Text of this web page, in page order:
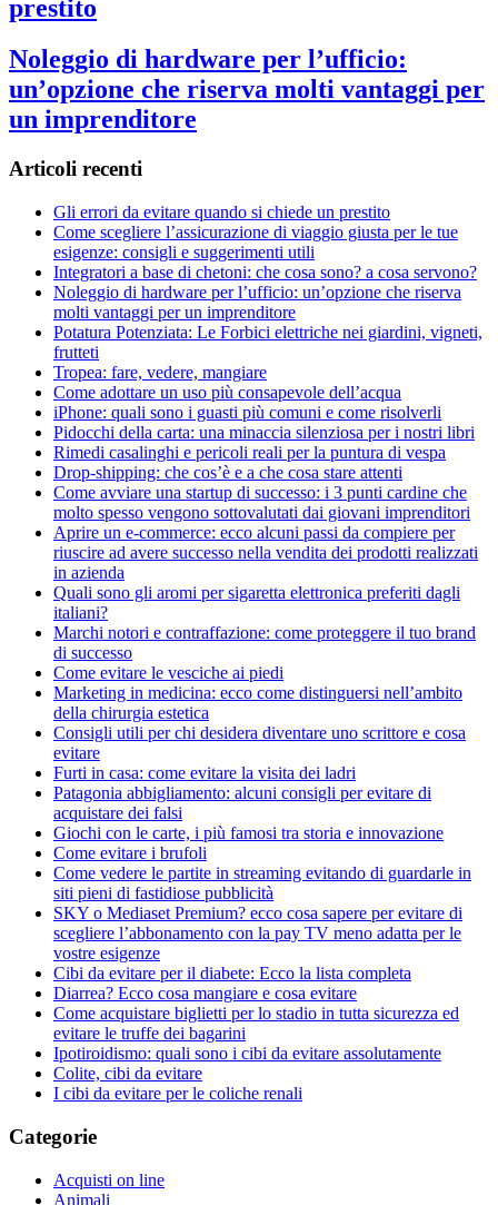
prestito
Noleggio di hardware per l’ufficio:
un’opzione che riserva molti vantaggi per
un imprenditore
Articoli recenti
Gli errori da evitare quando si chiede un prestito
Come scegliere l’assicurazione di viaggio giusta per le tue
esigenze: consigli e suggerimenti utili
Integratori a base di chetoni: che cosa sono? a cosa servono?
Noleggio di hardware per l’ufficio: un’opzione che riserva
molti vantaggi per un imprenditore
Potatura Potenziata: Le Forbici elettriche nei giardini, vigneti,
frutteti
Tropea: fare, vedere, mangiare
Come adottare un uso più consapevole dell’acqua
iPhone: quali sono i guasti più comuni e come risolverli
Pidocchi della carta: una minaccia silenziosa per i nostri libri
Rimedi casalinghi e pericoli reali per la puntura di vespa
Drop-shipping: che cos’è e a che cosa stare attenti
Come avviare una startup di successo: i 3 punti cardine che
molto spesso vengono sottovalutati dai giovani imprenditori
Aprire un e-commerce: ecco alcuni passi da compiere per
riuscire ad avere successo nella vendita dei prodotti realizzati
in azienda
Quali sono gli aromi per sigaretta elettronica preferiti dagli
italiani?
Marchi notori e contraffazione: come proteggere il tuo brand
di successo
Come evitare le vesciche ai piedi
Marketing in medicina: ecco come distinguersi nell’ambito
della chirurgia estetica
Consigli utili per chi desidera diventare uno scrittore e cosa
evitare
Furti in casa: come evitare la visita dei ladri
Patagonia abbigliamento: alcuni consigli per evitare di
acquistare dei falsi
Giochi con le carte, i più famosi tra storia e innovazione
Come evitare i brufoli
Come vedere le partite in streaming evitando di guardarle in
siti pieni di fastidiose pubblicità
SKY o Mediaset Premium? ecco cosa sapere per evitare di
scegliere l’abbonamento con la pay TV meno adatta per le
vostre esigenze
Cibi da evitare per il diabete: Ecco la lista completa
Diarrea? Ecco cosa mangiare e cosa evitare
Come acquistare biglietti per lo stadio in tutta sicurezza ed
evitare le truffe dei bagarini
Ipotiroidismo: quali sono i cibi da evitare assolutamente
Colite, cibi da evitare
I cibi da evitare per le coliche renali
Categorie
Acquisti on line
Animali